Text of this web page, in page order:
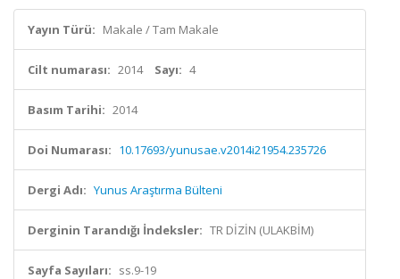
Yayın Türü: Makale / Tam Makale
Cilt numarası: 2014 Sayı: 4
Basım Tarihi: 2014
Doi Numarası: 10.17693/yunusae.v2014i21954.235726
Dergi Adı: Yunus Araştırma Bülteni
Derginin Tarandığı İndeksler: TR DİZİN (ULAKBİM)
Sayfa Sayıları: ss.9-19